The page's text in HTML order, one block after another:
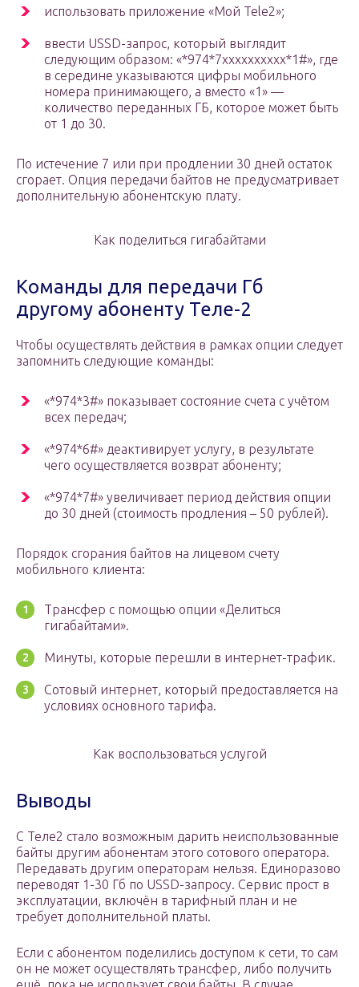
использовать приложение «Мой Tele2»;
ввести USSD-запрос, который выглядит
следующим образом: «*974*7хххххххххх*1#», где
в середине указываются цифры мобильного
номера принимающего, а вместо «1» —
количество переданных ГБ, которое может быть
от 1 до 30.
По истечение 7 или при продлении 30 дней остаток
сгорает. Опция передачи байтов не предусматривает
дополнительную абонентскую плату.
Как поделиться гигабайтами
Команды для передачи Гб
другому абоненту Теле-2
Чтобы осуществлять действия в рамках опции следует
запомнить следующие команды:
«*974*3#» показывает состояние счета с учётом
всех передач;
«*974*6#» деактивирует услугу, в результате
чего осуществляется возврат абоненту;
«*974*7#» увеличивает период действия опции
до 30 дней (стоимость продления – 50 рублей).
Порядок сгорания байтов на лицевом счету
мобильного клиента:
Трансфер с помощью опции «Делиться
гигабайтами».
Минуты, которые перешли в интернет-трафик.
Сотовый интернет, который предоставляется на
условиях основного тарифа.
Как воспользоваться услугой
Выводы
С Теле2 стало возможным дарить неиспользованные
байты другим абонентам этого сотового оператора.
Передавать другим операторам нельзя. Единоразово
переводят 1-30 Гб по USSD-запросу. Сервис прост в
эксплуатации, включён в тарифный план и не
требует дополнительной платы.
Если с абонентом поделились доступом к сети, то сам
он не может осуществлять трансфер, либо получить